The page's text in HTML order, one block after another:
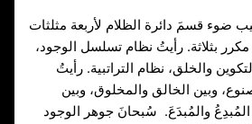
ضوء قسمَ دائرة الظلام لأربعة مثلثات
بثلاثة. رأيتُ نظام تسلسل الوجود،
والخلق، نظام التراتبية. رأيتُ
وبين الخالق والمخلوق، وبين
والمُبدَعَ. سُبحانَ جوهر الوجود